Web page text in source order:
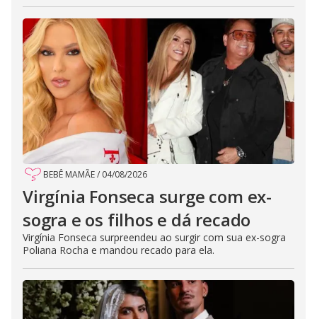
BEBÊ MAMÃE/ 04/08/2026
Virgínia Fonseca surge com ex-
sogra e os filhos e dá recado
Virgínia Fonseca surpreendeu ao surgir com sua ex-sogra
Poliana Rocha e mandou recado para ela.